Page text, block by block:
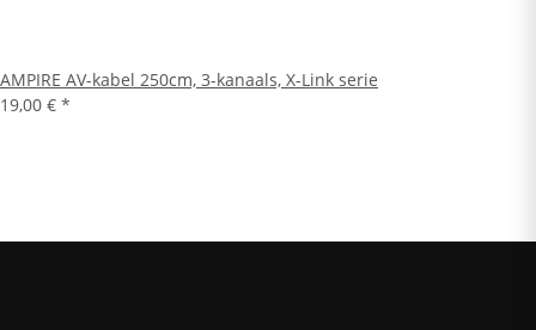
AMPIRE AV-kabel 250cm, 3-kanaals, X-Link serie
19,00 € *